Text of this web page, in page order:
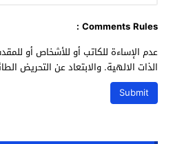
Comments Rules :
عدم الإساءة للكاتب أو للأشخاص أو
الذات الالهية. والابتعاد عن التحريض